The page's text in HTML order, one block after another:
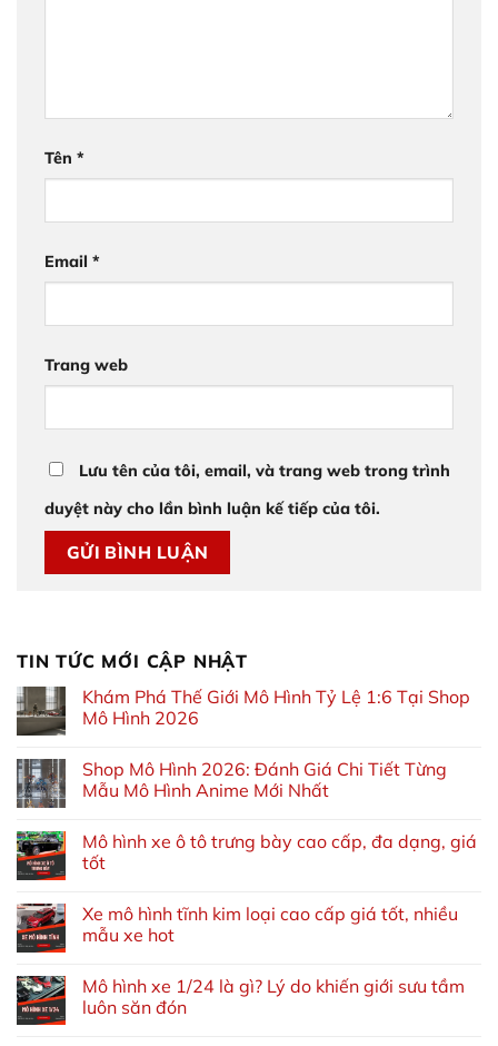
Tên *
Email *
Trang web
Lưu tên của tôi, email, và trang web trong trình
duyệt này cho lần bình luận kế tiếp của tôi.
TIN TỨC MỚI CẬP NHẬT
Khám Phá Thế Giới Mô Hình Tỷ Lệ 1:6 Tại Shop
Mô Hình 2026
Shop Mô Hình 2026: Đánh Giá Chi Tiết Từng
Mẫu Mô Hình Anime Mới Nhất
Mô hình xe ô tô trưng bày cao cấp, đa dạng, giá
tốt
Xe mô hình tĩnh kim loại cao cấp giá tốt, nhiều
mẫu xe hot
Mô hình xe 1/24 là gì? Lý do khiến giới sưu tầm
luôn săn đón